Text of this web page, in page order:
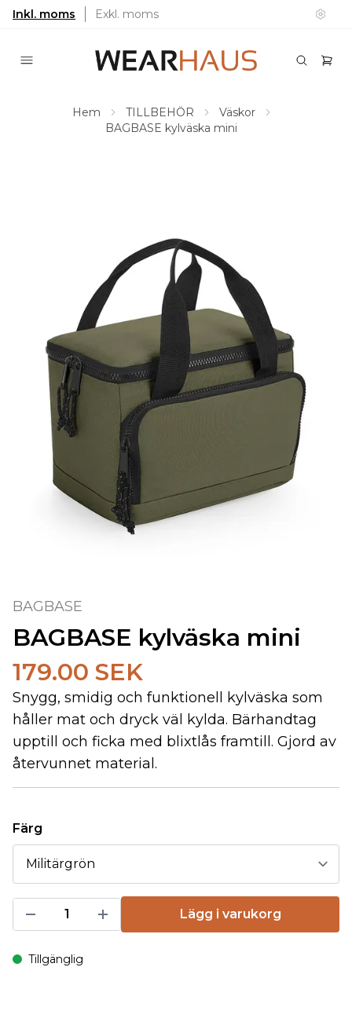
Inkl. moms Exkl. moms
Hem TILLBEHÖR
Väskor
BAGBASE kylväska mini
BAGBASE
BAGBASE kylväska mini
179.00 SEK
Snygg, smidig och funktionell kylväska som
håller mat och dryck väl kylda. Bärhandtag
upptill och ficka med blixtlås framtill. Gjord av
återvunnet material.
Färg
Lägg i varukorg
Tillgänglig